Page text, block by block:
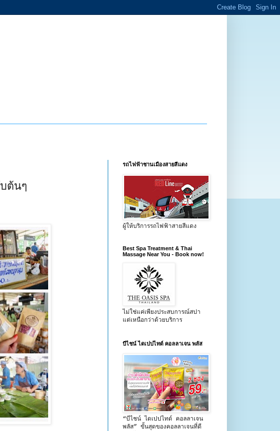
ต้นๆ
รถไฟฟ้าชานเมืองสายสีแดง
ผู้ให้บริการรถไฟฟ้าสายสีแดง
Best Spa Treatment & Thai
Massage Near You - Book now!
ไม่ใช่แค่เพียงประสบการณ์สปา
แต่เหนือกว่าด้วยบริการ
บีไชน์ ไดเปปไทด์ คอลลาเจน พลัส
“บีไชน์ ไดเปปไทด์ คอลลาเจน
พลัส” ขั้นสุดของคอลลาเจนที่ดี